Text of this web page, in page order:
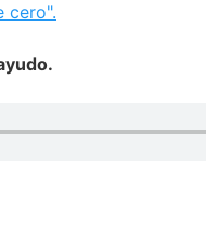
cero".